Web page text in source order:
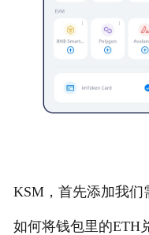
KSM，首先添加我们
如何将钱包里的ETH